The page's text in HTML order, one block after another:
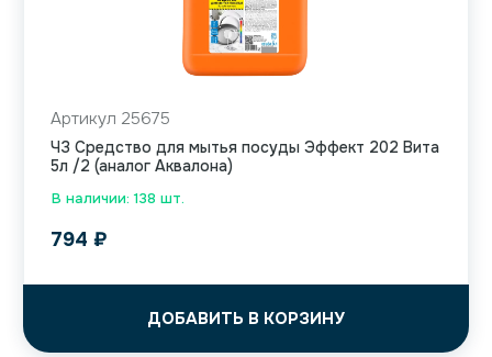
В наличии: 138 шт.
Артикул 25675
ЧЗ Средство для мытья посуды Эффект 202 Вита
5л /2 (аналог Аквалона)
794 ₽
ДОБАВИТЬ В КОРЗИНУ